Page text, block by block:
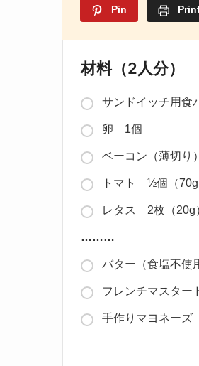
Pin
材料（2人分）
サンドイッチ用食
卵 1個
ベーコン（薄切り
トマト ½個（70g
レタス 2枚（20g
………
バター（食塩不
フレンチマスタ
手作りマヨネー